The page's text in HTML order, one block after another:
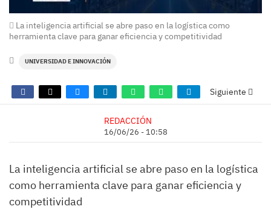
La inteligencia artificial se abre paso en la logística como
herramienta clave para ganar eficiencia y competitividad
UNIVERSIDAD E INNOVACIÓN
Siguiente
REDACCIÓN
16/06/26 - 10:58
La inteligencia artificial se abre paso en la logística
como herramienta clave para ganar eficiencia y
competitividad